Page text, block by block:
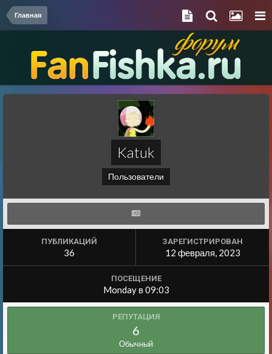
Главная
Katuk
Пользователи
ПУБЛИКАЦИЙ
36
ЗАРЕГИСТРИРОВАН
12 февраля, 2023
ПОСЕЩЕНИЕ
Monday в 09:03
РЕПУТАЦИЯ
6
Обычный